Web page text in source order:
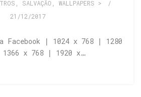
SALVAÇÃO WALLPAPERS >
/
21/12/2017
Facebook | 1024 x 768 | 1280
x 768 | 1920 x…